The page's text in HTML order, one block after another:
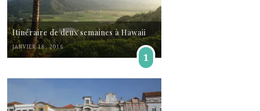
Itinéraire de deux semaines à Hawaii
JANVIER 18, 2016
1